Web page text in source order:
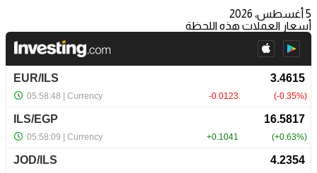
5 أغسطس، 2026
أسعار العملات هذه اللحظة